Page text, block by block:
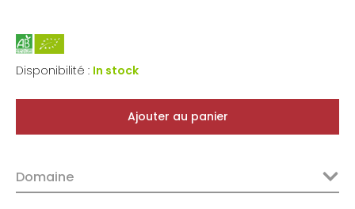
Disponibilité : In stock
Ajouter au panier
Domaine